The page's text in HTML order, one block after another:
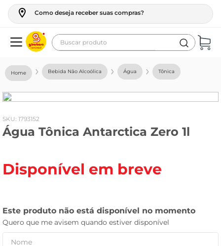
Como deseja receber suas compras?
Buscar produto
Bebida Não Alcoólica Água Tônica
: 1793152
Água Tônica Antarctica Zero 1l
Disponível em breve
geladeira
fogao
café
frango
leite pó